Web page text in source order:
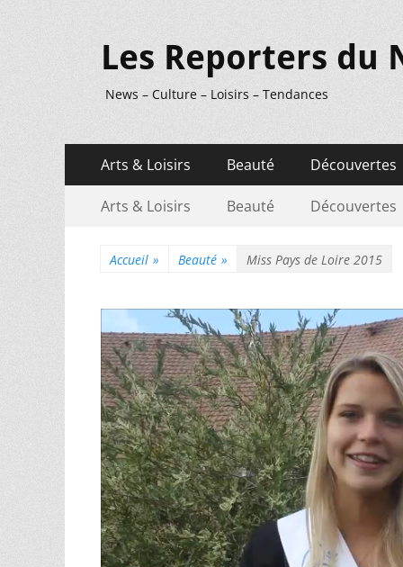
Les Reporters du
News – Culture – Loisirs – Tendances
Menu
principal
contenu
Arts & Loisirs Beauté Découvertes
Menu
Arts & Loisirs Beauté Découvertes
Accueil » Beauté » Miss Pays de Loire 2015